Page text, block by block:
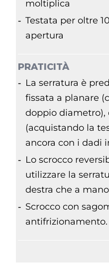
moltiplica
Testata per oltre
apertura
PRATICITÀ
La serratura è
fissata a planare
doppio diametro),
(acquistando la
ancora con i dadi
Lo scrocco
utilizzare la
destra che a
Scrocco con
antifrizionamento.